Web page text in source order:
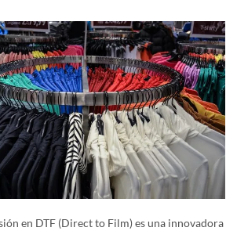
en DTF (Direct to Film) es una innovadora